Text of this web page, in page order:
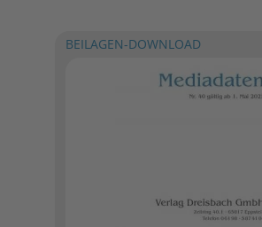
BEILAGEN-DOWNLOAD